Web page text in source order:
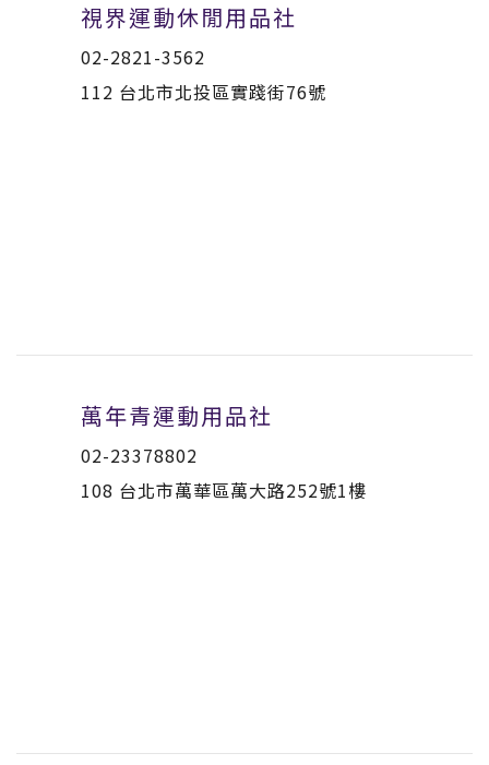
視界運動休閒用品社
02-2821-3562
112 台北市北投區實踐街76號
萬年青運動用品社
02-23378802
108 台北市萬華區萬大路252號1樓